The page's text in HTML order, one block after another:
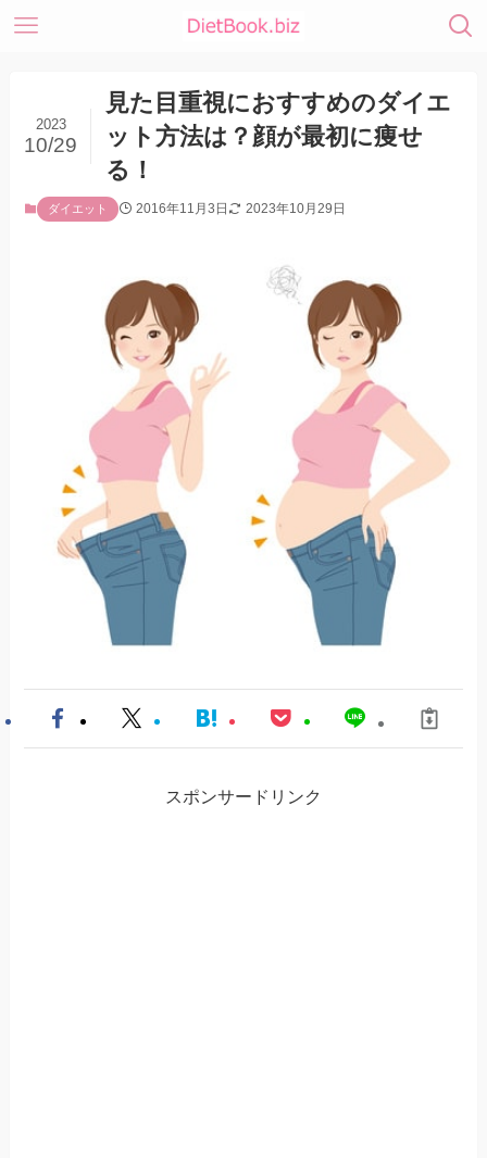
見た目重視におすすめのダイエ
ット方法は？顔が最初に痩せ
る！
2023
10/29
ダイエット 2016年11月3日 2023年10月29日
スポンサードリンク